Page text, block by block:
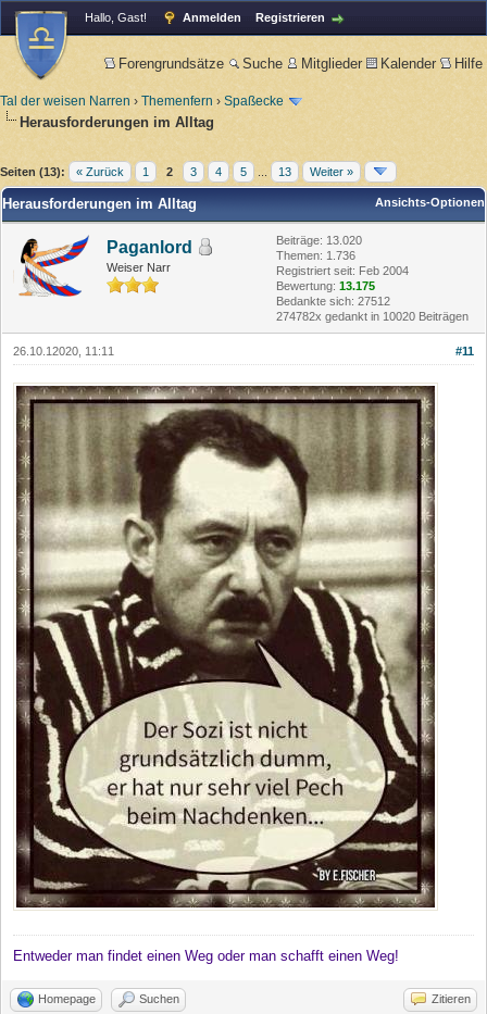
Hallo, Gast! Anmelden Registrieren
Forengrundsätze Suche Mitglieder Kalender Hilfe
Tal der weisen Narren › Themenfern › Spaßecke
Herausforderungen im Alltag
Seiten (13): « Zurück 1 2 3 4 5 13 Weiter »
Ansichts-Optionen
Herausforderungen im Alltag
Paganlord
Weiser Narr
Beiträge: 13.020
Themen: 1.736
Registriert seit: Feb 2004
Bewertung: 13.175
Bedankte sich: 27512
274782x gedankt in 10020 Beiträgen
#11
26.10.12020, 11:11
Entweder man findet einen Weg oder man schafft einen Weg!
Homepage Suchen Zitieren